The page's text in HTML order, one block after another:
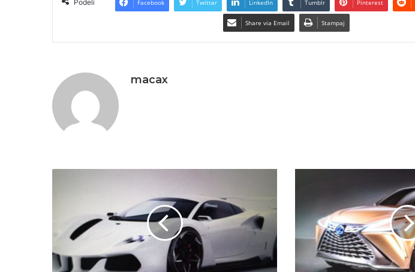
Podeli Facebook Twitter LinkedIn Tumblr Pinterest
Share via Email Stampaj
macax